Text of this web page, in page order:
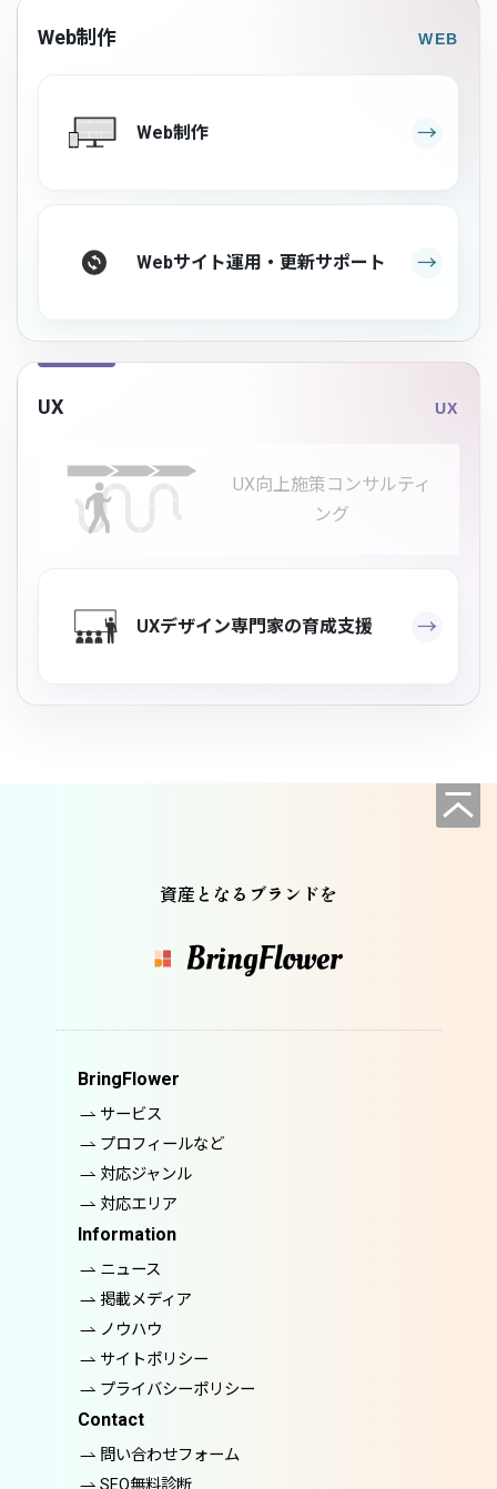
Web制作
Web制作
Webサイト運用・更新サポート
UX
UX向上施策コンサルティ
ング
UXデザイン専門家の育成支援
資産となるブランドを
BringFlower
サービス
プロフィールなど
対応ジャンル
対応エリア
Information
ニュース
掲載メディア
ノウハウ
サイトポリシー
プライバシーポリシー
Contact
問い合わせフォーム
SEO無料診断